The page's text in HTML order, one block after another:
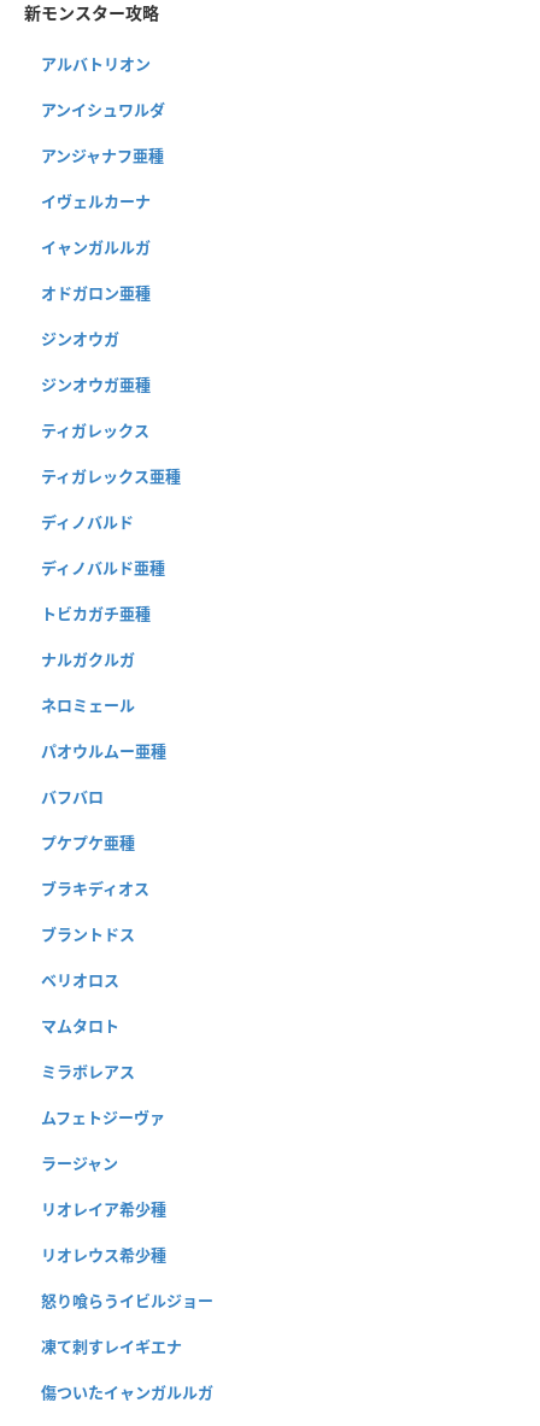
新モンスター攻略
アルバトリオン
アンイシュワルダ
アンジャナフ亜種
イヴェルカーナ
イャンガルルガ
オドガロン亜種
ジンオウガ
ジンオウガ亜種
ティガレックス
ティガレックス亜種
ディノバルド
ディノバルド亜種
トビカガチ亜種
ナルガクルガ
ネロミェール
パオウルムー亜種
バフバロ
プケプケ亜種
ブラキディオス
ブラントドス
ベリオロス
マムタロト
ミラボレアス
ムフェトジーヴァ
ラージャン
リオレイア希少種
リオレウス希少種
怒り喰らうイビルジョー
凍て刺すレイギエナ
傷ついたイャンガルルガ